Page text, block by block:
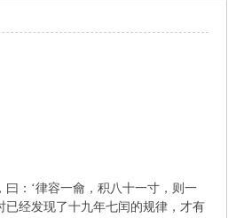
曰：‘律容一龠，积八十一寸，则一
已经发现了十九年七闰的规律，才有